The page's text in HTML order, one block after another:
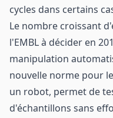
cycles dans certains
Le nombre croissant
l'EMBL à décider en
manipulation
nouvelle norme pour
un robot, permet de
d'échantillons sans